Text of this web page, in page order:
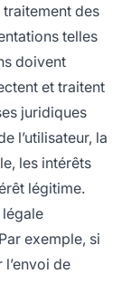
des
telles
doivent
et traitent
juridiques
l’utilisateur, la
les intérêts
légitime.
exemple, si
de